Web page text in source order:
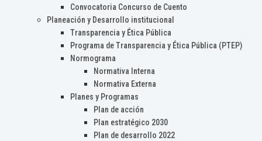
Convocatoria Concurso de Cuento
Planeación y Desarrollo institucional
Transparencia y Ética Pública
Programa de Transparencia y Ética Pública (PTEP)
Normograma
Normativa Interna
Normativa Externa
Planes y Programas
Plan de acción
Plan estratégico 2030
Plan de desarrollo 2022